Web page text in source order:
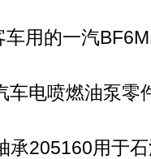
用的一汽
车电喷燃油泵零
承205160用于